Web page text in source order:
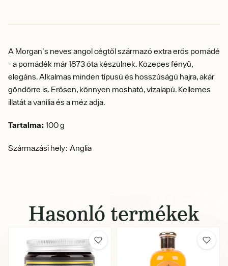
A Morgan's neves angol cégtől származó extra erős pomádé
- a pomádék már 1873 óta készülnek. Közepes fényű,
elegáns. Alkalmas minden típusú és hosszúságú hajra, akár
göndörre is. Erősen, könnyen mosható, vízalapú. Kellemes
illatát a vanília és a méz adja.
Tartalma: 100 g
Származási hely: Anglia
Hasonló termékek